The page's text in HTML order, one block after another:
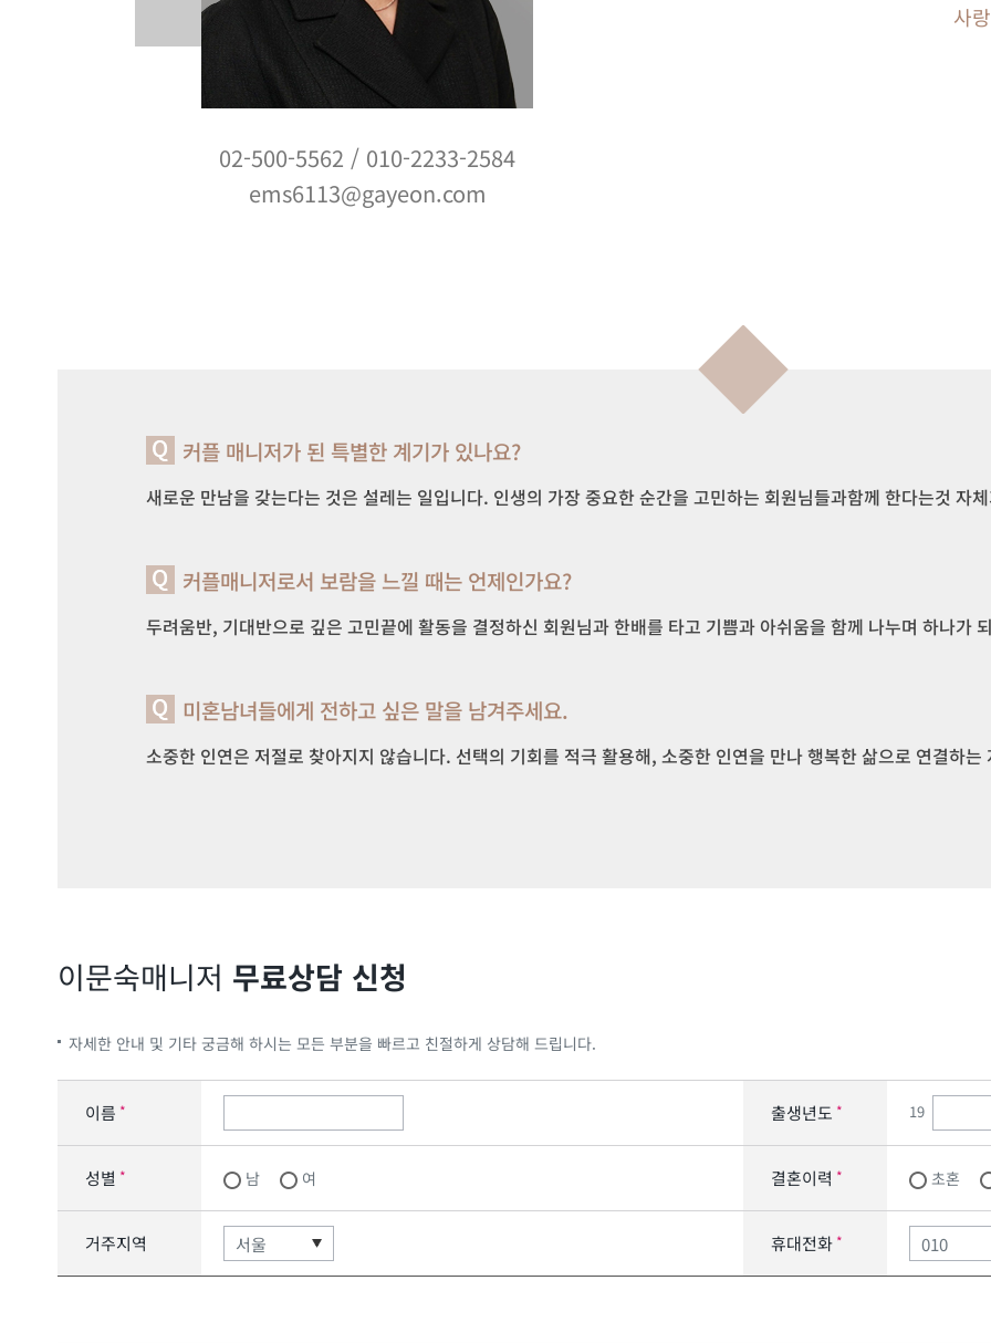
02-500-5562 / 010-2233-2584
ems6113@gayeon.com
사
커플 매니저가 된 특별한 계기가 있나요?
새로운 만남을 갖는다는 것은 설레는 일입니다. 인생의 가장 중요한 순간을 고민하는 회원님들과함께 한다는것
커플매니저로서 보람을 느낄 때는 언제인가요?
두려움반, 기대반으로 깊은 고민끝에 활동을 결정하신 회원님과 한배를 타고 기쁨과 아쉬움을 함께 나누며 하나
미혼남녀들에게 전하고 싶은 말을 남겨주세요.
소중한 인연은 저절로 찾아지지 않습니다. 선택의 기회를 적극 활용해, 소중한 인연을 만나 행복한 삶으로 연결하
이문숙매니저 무료상담 신청
자세한 안내 및 기타 궁금해 하시는 모든 부분을 빠르고 친절하게 상담해 드립니다.
이름 * 출생년도 * 19
성별 * 남 여 결혼이력 * 초혼
거주지역 휴대전화 *